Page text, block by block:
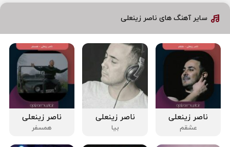
سایر آهنگ های ناصر زینعلی
ناصر زینعلی
عشقم
ناصر زینعلی
بیا
ناصر زینعلی
همسفر